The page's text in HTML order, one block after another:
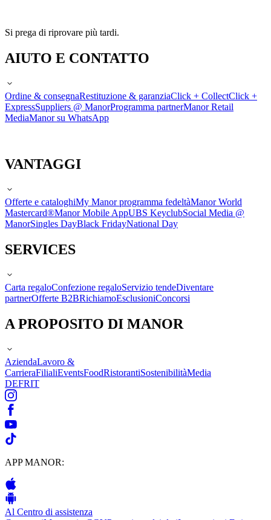
Si prega di riprovare più tardi.
AIUTO E CONTATTO
Ordine & consegnaRestituzione & garanziaClick + CollectClick +
ExpressSuppliers @ ManorProgramma partnerManor Retail
MediaManor su WhatsApp
VANTAGGI
Offerte e cataloghiMy Manor programma fedeltàManor World
Mastercard®Manor Mobile AppUBS KeyclubSocial Media @
ManorSingles DayBlack FridayNational Day
SERVICES
Carta regaloConfezione regaloServizio tendeDiventare
partnerOfferte B2BRichiamoEsclusioniConcorsi
A PROPOSITO DI MANOR
AziendaLavoro &
CarrieraFilialiEventsFoodRistorantiSostenibilitàMedia
DEFRIT
APP MANOR:
Al Centro di assistenza